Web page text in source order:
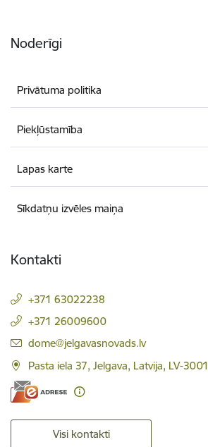
Noderīgi
Privātuma politika
Piekļūstamība
Lapas karte
Sīkdatņu izvēles maiņa
Kontakti
+371 63022238
+371 26009600
E-pasts:
dome@jelgavasnovads.lv
Pasta iela 37, Jelgava, Latvija, LV-3001
Visi kontakti